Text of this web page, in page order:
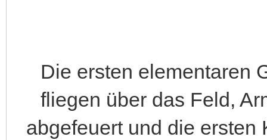
Die ersten elementaren
fliegen über das Feld,
abgefeuert und die ersten